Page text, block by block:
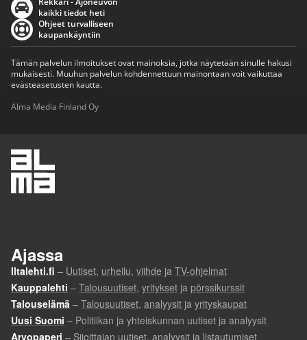
kaikki tiedot heti
Ohjeet turvalliseen
kaupankäyntiin
Tämän palvelun ilmoitukset ovat mainoksia, jotka näytetään sinulle hakusi
mukaisesti. Muuhun palvelun kohdennettuun mainontaan voit vaikuttaa
evästeasetusten kautta.
Alma Media Finland Oy